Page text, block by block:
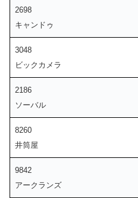
2698
キャンドゥ
3048
ビックカメラ
2186
ソーバル
8260
井筒屋
9842
アークランズ